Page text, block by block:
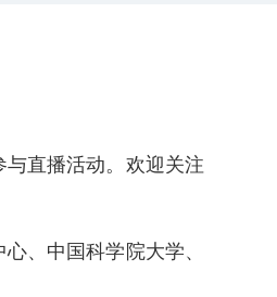
直播活动。欢迎关注
、中国科学院大学、